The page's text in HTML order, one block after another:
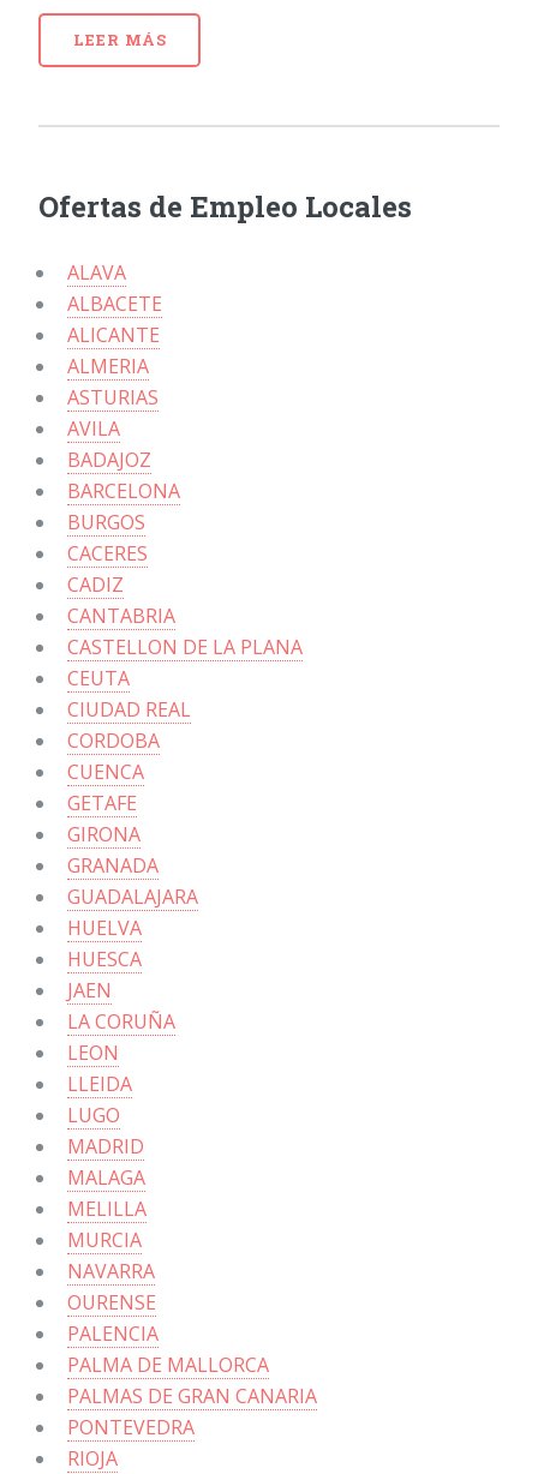
LEER MÁS
Ofertas de Empleo Locales
ALAVA
ALBACETE
ALICANTE
ALMERIA
ASTURIAS
AVILA
BADAJOZ
BARCELONA
BURGOS
CACERES
CADIZ
CANTABRIA
CASTELLON DE LA PLANA
CEUTA
CIUDAD REAL
CORDOBA
CUENCA
GETAFE
GIRONA
GRANADA
GUADALAJARA
HUELVA
HUESCA
JAEN
LA CORUÑA
LEON
LLEIDA
LUGO
MADRID
MALAGA
MELILLA
MURCIA
NAVARRA
OURENSE
PALENCIA
PALMA DE MALLORCA
PALMAS DE GRAN CANARIA
PONTEVEDRA
RIOJA